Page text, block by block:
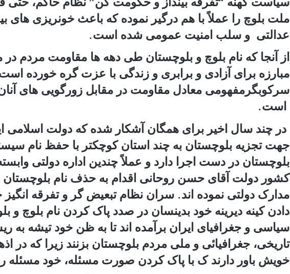
ملت بلوچ را عملاً با هم درگیر نموده که باعث خونریزی ھای
عدالتی و سلب امنیت عمومی شده است.
از آنجا که نام بلوچ و بلوچستان طی دھه ھا مقاومت مردم در
مبارزه برای آزادی و برابری و زندگی با عزت گره خورده
سرکوبگرمفھومی معادل مقاومت در مقابل زورگویی ھای آنان
است.
در چند سال اخیر برای ھمگان آشکار شده که دولت اسلامی
جھت تجزیه بلوچستان به چند استان کوچکتر با حفظ نام
بلوچستان در دست اجرا دارد و عملاً چندین اداره دولتی
کشور دولت آقای حسن روحانی اقدام به حذف نام بلوچستان
مدارک دولتی نموده اند. سران نظام تبعیض گر و تفرقه
دادن کینه دیرینه خود بدینسان در صدد پاک کردن نام بلوچ و
سیاسی و جغرافیای ایران برآمده اند تا به ظن خود تیشه به
تاریخی، جغرافیائی و ملی مردم بلوچستان بزنند زیرا که در
خویش باور دارند ک با پاک کردن صورت مسئله، خود مسئله